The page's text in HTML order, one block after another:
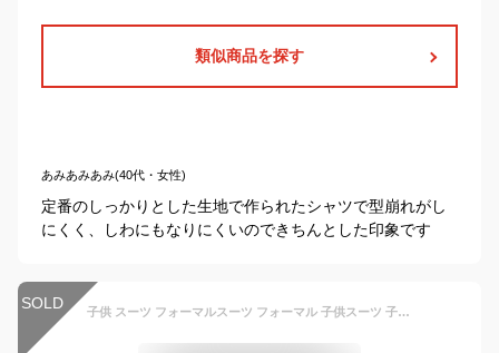
類似商品を探す
あみあみあみ(40代・女性)
定番のしっかりとした生地で作られたシャツで型崩れがし
にくく、しわにもなりにくいのできちんとした印象です
SOLD 子供 スーツ フォーマルスーツ フォーマル 子供スーツ 子供服 ベビー 長袖シャツ 男の子 タキシードキッズ 赤ちゃんスーツ 3色 ロンパース 入園式 入学式 ピアノ 卒業式 入学式 結婚式 発表会 1-2歳お誕生日祝い